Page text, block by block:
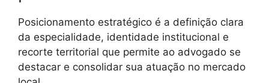
Posicionamento estratégico é a definição clara
da especialidade, identidade institucional e
recorte territorial que permite ao advogado se
destacar e consolidar sua atuação no mercado